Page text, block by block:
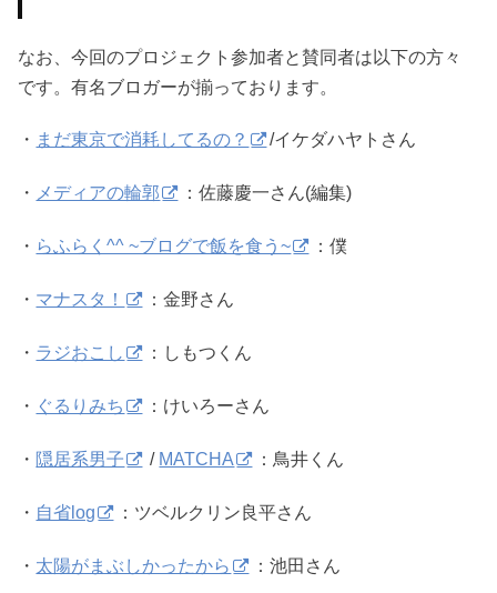
なお、今回のプロジェクト参加者と賛同者は以下の方々
です。有名ブロガーが揃っております。
・ まだ東京で消耗してるの？ /イケダハヤトさん
・ メディアの輪郭 ：佐藤慶一さん(編集)
・ らふらく^^ ~ブログで飯を食う~ ：僕
・ マナスタ！ ：金野さん
・ ラジおこし ：しもつくん
・ ぐるりみち ：けいろーさん
・ 隠居系男子 / MATCHA ：鳥井くん
・ 自省log ：ツベルクリン良平さん
・ 太陽がまぶしかったから ：池田さん